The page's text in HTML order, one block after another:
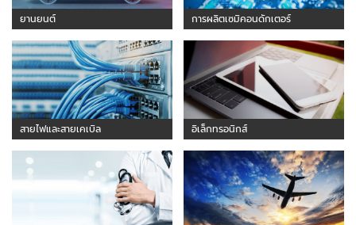
ยานยนต์ การผลิตเซมิคอนดักเตอร์
สายไฟและสายเคเบิล อิเล็กทรอนิกส์